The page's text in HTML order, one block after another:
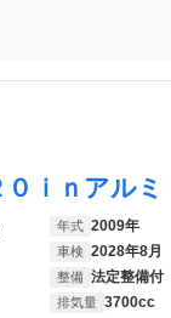
年式 2009年
車検 2028年8月
整備 法定整備付
排気量 3700cc